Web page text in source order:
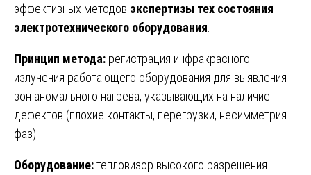
эффективных методов экспертизы тех состояния
электротехнического оборудования
Принцип метода: регистрация инфракрасного
излучения работающего оборудования для выявления
зон аномального нагрева, указывающих на наличие
дефектов (плохие контакты, перегрузки, несимметрия
фаз).
Оборудование:тепловизор высокого разрешения